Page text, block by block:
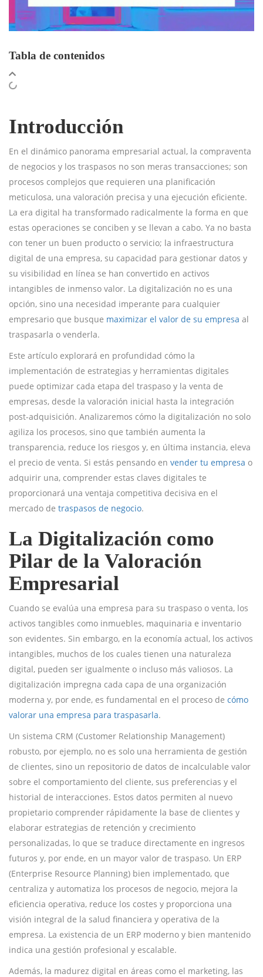
Tabla de contenidos
Introducción
En el dinámico panorama empresarial actual, la compraventa
de negocios y los traspasos no son meras transacciones; son
procesos complejos que requieren una planificación
meticulosa, una valoración precisa y una ejecución eficiente.
La era digital ha transformado radicalmente la forma en que
estas operaciones se conciben y se llevan a cabo. Ya no basta
con tener un buen producto o servicio; la infraestructura
digital de una empresa, su capacidad para gestionar datos y
su visibilidad en línea se han convertido en activos
intangibles de inmenso valor. La digitalización no es una
opción, sino una necesidad imperante para cualquier
empresario que busque maximizar el valor de su empresa al
traspasarla o venderla.
Este artículo explorará en profundidad cómo la
implementación de estrategias y herramientas digitales
puede optimizar cada etapa del traspaso y la venta de
empresas, desde la valoración inicial hasta la integración
post-adquisición. Analizaremos cómo la digitalización no solo
agiliza los procesos, sino que también aumenta la
transparencia, reduce los riesgos y, en última instancia, eleva
el precio de venta. Si estás pensando en vender tu empresa o
adquirir una, comprender estas claves digitales te
proporcionará una ventaja competitiva decisiva en el
mercado de traspasos de negocio.
La Digitalización como
Pilar de la Valoración
Empresarial
Cuando se evalúa una empresa para su traspaso o venta, los
activos tangibles como inmuebles, maquinaria e inventario
son evidentes. Sin embargo, en la economía actual, los activos
intangibles, muchos de los cuales tienen una naturaleza
digital, pueden ser igualmente o incluso más valiosos. La
digitalización impregna cada capa de una organización
moderna y, por ende, es fundamental en el proceso de cómo
valorar una empresa para traspasarla.
Un sistema CRM (Customer Relationship Management)
robusto, por ejemplo, no es solo una herramienta de gestión
de clientes, sino un repositorio de datos de incalculable valor
sobre el comportamiento del cliente, sus preferencias y el
historial de interacciones. Estos datos permiten al nuevo
propietario comprender rápidamente la base de clientes y
elaborar estrategias de retención y crecimiento
personalizadas, lo que se traduce directamente en ingresos
futuros y, por ende, en un mayor valor de traspaso. Un ERP
(Enterprise Resource Planning) bien implementado, que
centraliza y automatiza los procesos de negocio, mejora la
eficiencia operativa, reduce los costes y proporciona una
visión integral de la salud financiera y operativa de la
empresa. La existencia de un ERP moderno y bien mantenido
indica una gestión profesional y escalable.
Además, la madurez digital en áreas como el marketing, las